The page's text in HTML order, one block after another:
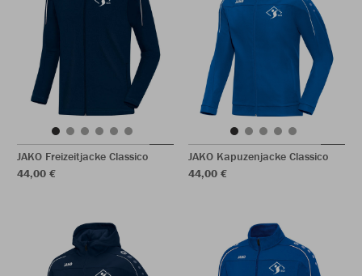
JAKO Freizeitjacke Classico
44,00 €
JAKO Kapuzenjacke Classico
44,00 €